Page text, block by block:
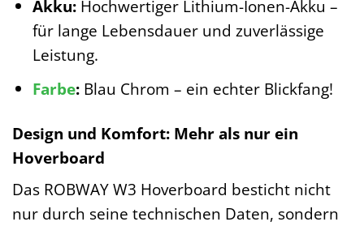
Akku:Hochwertiger Lithium-Ionen-Akku –
für lange Lebensdauer und zuverlässige
Leistung.
Farbe:Blau Chrom – ein echter Blickfang!
Design und Komfort: Mehr als nur ein
Hoverboard
Das ROBWAY W3 Hoverboard besticht nicht
nur durch seine technischen Daten, sondern